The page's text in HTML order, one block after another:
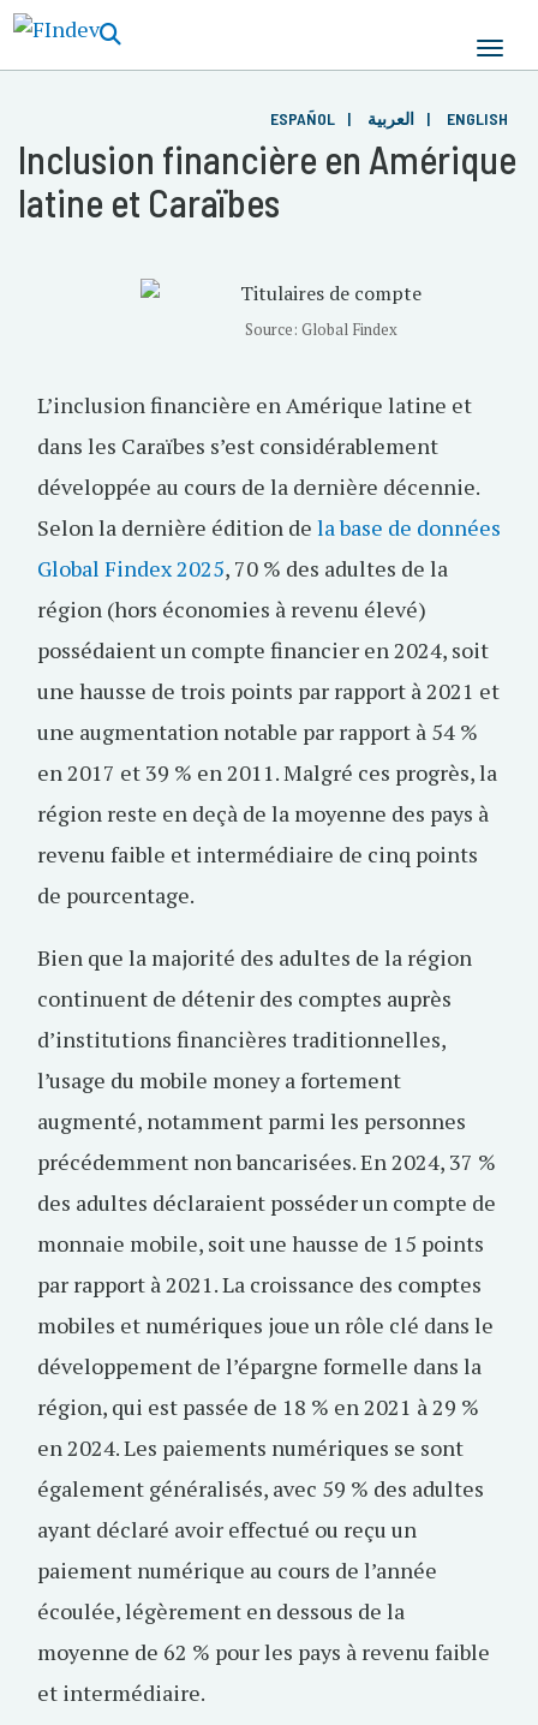
principal
ESPAÑOL العربية ENGLISH
Inclusion financière en Amérique
latine et Caraïbes
Source: Global Findex
L’inclusion financière en Amérique latine et
dans les Caraïbes s’est considérablement
développée au cours de la dernière décennie.
Selon la dernière édition de la base de données
Global Findex 2025, 70 % des adultes de la
région (hors économies à revenu élevé)
possédaient un compte financier en 2024, soit
une hausse de trois points par rapport à 2021 et
une augmentation notable par rapport à 54 %
en 2017 et 39 % en 2011. Malgré ces progrès, la
région reste en deçà de la moyenne des pays à
revenu faible et intermédiaire de cinq points
de pourcentage.
Bien que la majorité des adultes de la région
continuent de détenir des comptes auprès
d’institutions financières traditionnelles,
l’usage du mobile money a fortement
augmenté, notamment parmi les personnes
précédemment non bancarisées. En 2024, 37 %
des adultes déclaraient posséder un compte de
monnaie mobile, soit une hausse de 15 points
par rapport à 2021. La croissance des comptes
mobiles et numériques joue un rôle clé dans le
développement de l’épargne formelle dans la
région, qui est passée de 18 % en 2021 à 29 %
en 2024. Les paiements numériques se sont
également généralisés, avec 59 % des adultes
ayant déclaré avoir effectué ou reçu un
paiement numérique au cours de l’année
écoulée, légèrement en dessous de la
moyenne de 62 % pour les pays à revenu faible
et intermédiaire.